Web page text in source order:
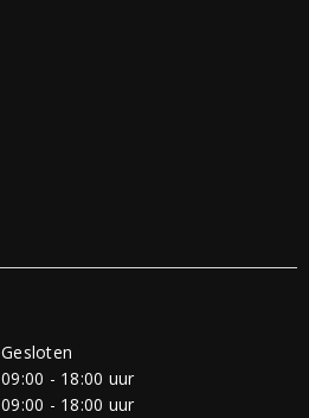
Gesloten
09:00 - 18:00 uur
09:00 - 18:00 uur